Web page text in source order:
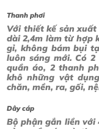
Thanh phơi
Với thiết kế sản
dài 2,4m làm từ hợp
gỉ, không bám bụi
luôn sáng mới. Có
quần áo, 2 thanh
khô những vật
chăn, mền, ra, gối,
Dây cáp
Bộ phận gắn liền với